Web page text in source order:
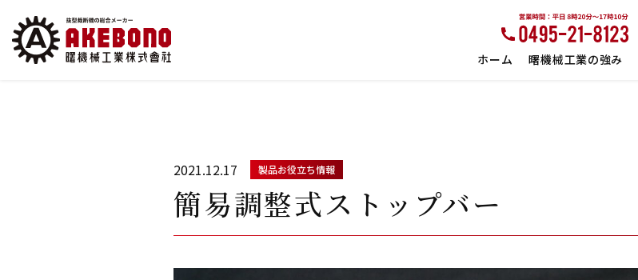
ホーム 曙機械工業の強み
2021.12.17 製品お役立ち情報
簡易調整式ストップバー